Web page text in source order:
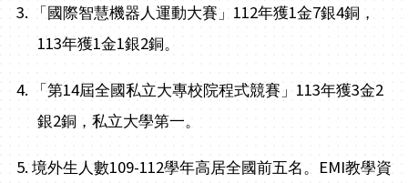
3. 「國際智慧機器人運動大賽」 112年獲1金7銀4銅，
113年獲1金1銀2銅。
4. 「第14屆全國私立大專校院程式競賽」 113年獲3金2
銀2銅，私立大學第一。
5. 境外生人數109-112學年高居全國前五名。 EMI教學資